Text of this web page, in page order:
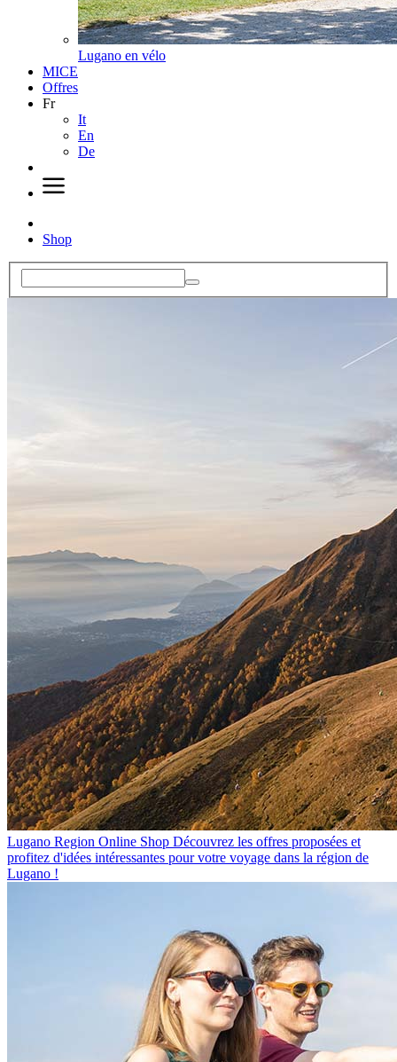
Lugano en vélo
MICE
Offres
Fr
It
En
De
Shop
Lugano Region Online Shop Découvrez les offres proposées et
profitez d'idées intéressantes pour votre voyage dans la région de
Lugano !